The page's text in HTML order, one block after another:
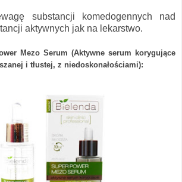
substancji komedogennych nad
aktywnych jak na lekarstwo.
Mezo Serum (Aktywne serum korygujące
i tłustej, z niedoskonałościami):